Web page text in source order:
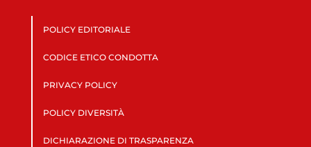
POLICY EDITORIALE
CODICE ETICO CONDOTTA
PRIVACY POLICY
POLICY DIVERSITÀ
DICHIARAZIONE DI TRASPARENZA